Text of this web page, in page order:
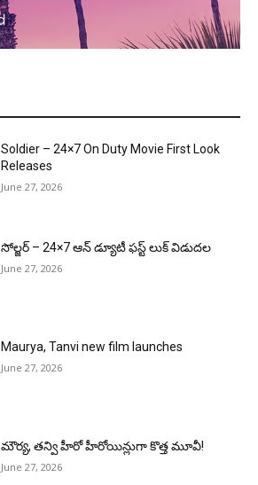
Soldier – 24×7 On Duty Movie First Look
Releases
June 27, 2026
సోల్జర్ – 24×7 ఆన్ డ్యూటీ ఫస్ట్ లుక్ విడుదల
June 27, 2026
Maurya, Tanvi new film launches
June 27, 2026
మౌర్య‌, త‌న్వి హీరో హీరోయిన్లుగా కొత్త మూవీ!
June 27, 2026